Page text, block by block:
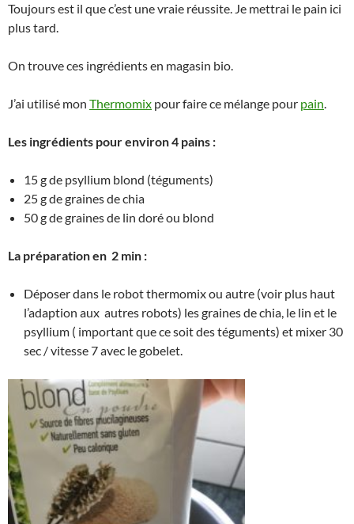
Toujours est il que c’est une vraie réussite. Je mettrai le pain ici
plus tard.
On trouve ces ingrédients en magasin bio.
J’ai utilisé mon Thermomix pour faire ce mélange pour pain.
Les ingrédients pour environ 4 pains :
15 g de psyllium blond (téguments)
25 g de graines de chia
50 g de graines de lin doré ou blond
La préparation en 2 min :
Déposer dans le robot thermomix ou autre (voir plus haut
l’adaption aux autres robots) les graines de chia, le lin et le
psyllium ( important que ce soit des téguments) et mixer 30
sec / vitesse 7 avec le gobelet.